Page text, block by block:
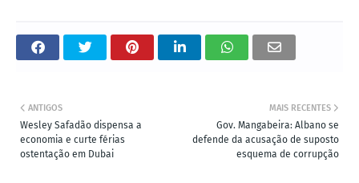
MAIS RECENTES
Gov. Mangabeira: Albano se
defende da acusação de suposto
esquema de corrupção
ANTIGOS
Wesley Safadão dispensa a
economia e curte férias
ostentação em Dubai